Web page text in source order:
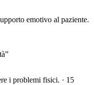
emotivo al paziente.
i problemi fisici. · 15